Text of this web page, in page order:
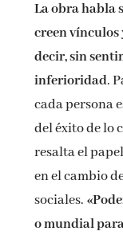
La obra habla
creen vínculos
decir, sin
inferioridad.
cada persona
del éxito de lo
resalta el
en el cambio
sociales.
o mundial